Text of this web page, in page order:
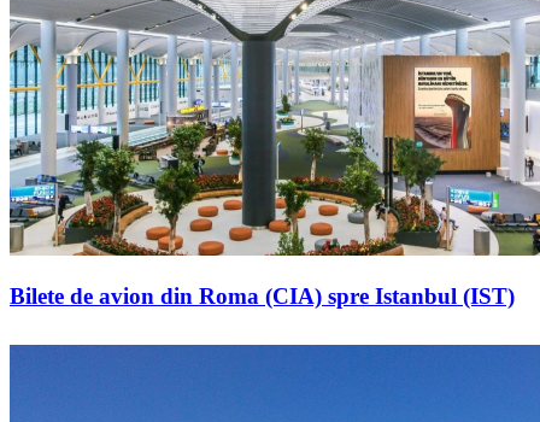
Bilete de avion din Roma (CIA) spre Istanbul (IST)